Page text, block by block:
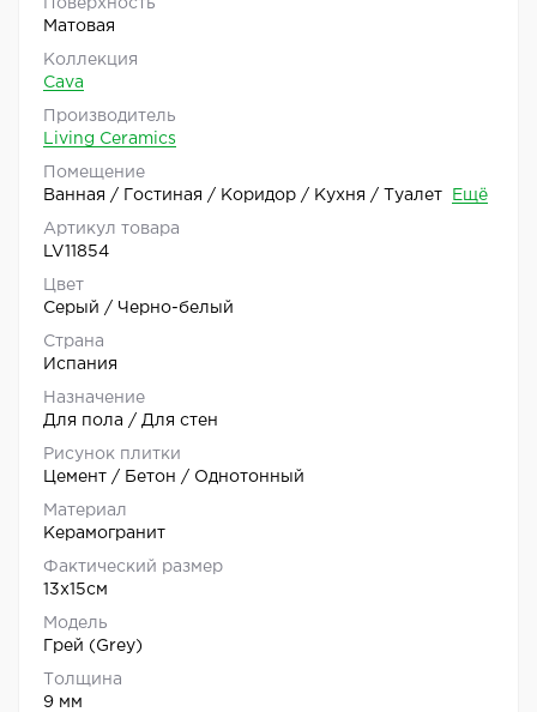
Поверхность
Матовая
Коллекция
Cava
Производитель
Living Ceramics
Помещение
Ванная / Гостиная / Коридор / Кухня / Туалет
Ещё
Артикул товара
LV11854
Цвет
Серый / Черно-белый
Страна
Испания
Назначение
Для пола / Для стен
Рисунок плитки
Цемент / Бетон / Однотонный
Материал
Керамогранит
Фактический размер
13x15см
Модель
Грей (Grey)
Толщина
9 мм